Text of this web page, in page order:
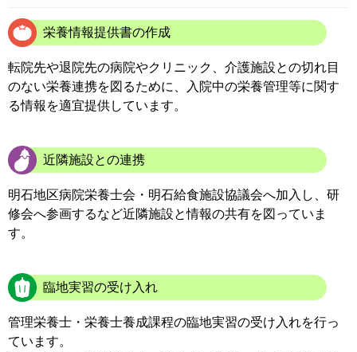
栄養情報提供書の作成
転院先や退院先の病院やクリニック、介護施設との切れ目
のない栄養連携を図るために、入院中の栄養管理等に関す
る情報を適宜提供しています。
近隣施設との連携
明石地区病院栄養士会・明石給食施設協議会へ加入し、研
修会へ参画するなど近隣施設と情報の共有を図っていま
す。
臨地実習の受け入れ
管理栄養士・栄養士養成課程の臨地実習の受け入れを行っ
ています。